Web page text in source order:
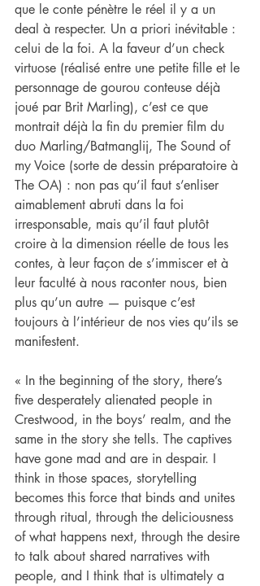
que le conte pénètre le réel il y a un
deal à respecter. Un a priori inévitable :
celui de la foi. A la faveur d’un check
virtuose (réalisé entre une petite fille et le
personnage de gourou conteuse déjà
joué par Brit Marling), c’est ce que
montrait déjà la fin du premier film du
duo Marling/Batmanglij, The Sound of
my Voice (sorte de dessin préparatoire à
The OA) : non pas qu’il faut s’enliser
aimablement abruti dans la foi
irresponsable, mais qu’il faut plutôt
croire à la dimension réelle de tous les
contes, à leur façon de s’immiscer et à
leur faculté à nous raconter nous, bien
plus qu’un autre — puisque c’est
toujours à l’intérieur de nos vies qu’ils se
manifestent.
« In the beginning of the story, there’s
five desperately alienated people in
Crestwood, in the boys’ realm, and the
same in the story she tells. The captives
have gone mad and are in despair. I
think in those spaces, storytelling
becomes this force that binds and unites
through ritual, through the deliciousness
of what happens next, through the desire
to talk about shared narratives with
people, and I think that is ultimately a